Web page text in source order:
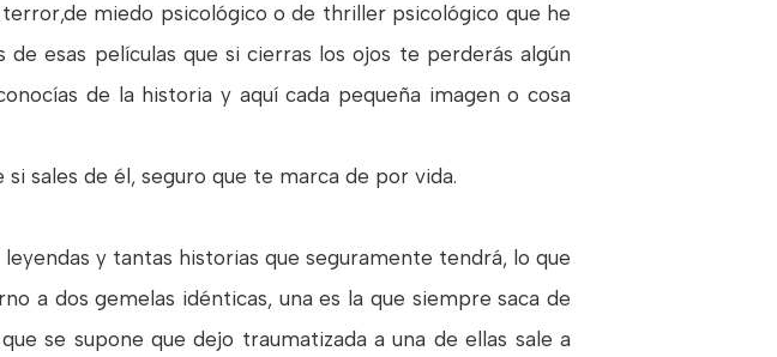
miedo psicológico o de thriller psicológico que he
esas películas que si cierras los ojos te perderás algún
de la historia y aquí cada pequeña imagen o cosa
sales de él, seguro que te marca de por vida.
y tantas historias que seguramente tendrá, lo que
a dos gemelas idénticas, una es la que siempre saca de
se supone que dejo traumatizada a una de ellas sale a